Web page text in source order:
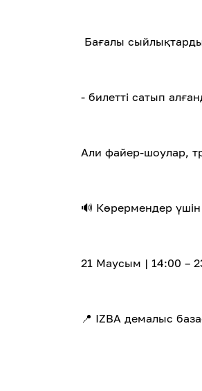
Бағалы
- билетті сатып
Али файер-шоулар,
🔊 Көрермендер
21 Маусым | 14:00 –
📍 IZBA демалыс